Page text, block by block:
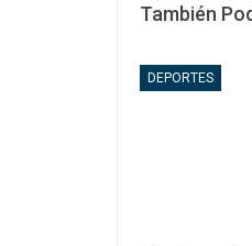
También
DEPORTES